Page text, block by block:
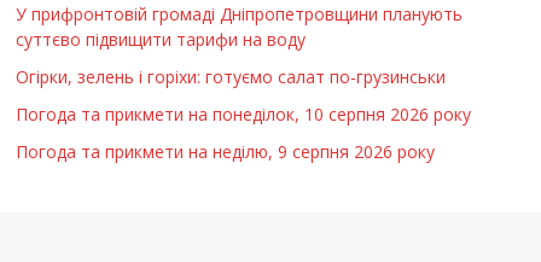
У прифронтовій громаді Дніпропетровщини планують
суттєво підвищити тарифи на воду
Огірки, зелень і горіхи: готуємо салат по-грузинськи
Погода та прикмети на понеділок, 10 серпня 2026 року
Погода та прикмети на неділю, 9 серпня 2026 року